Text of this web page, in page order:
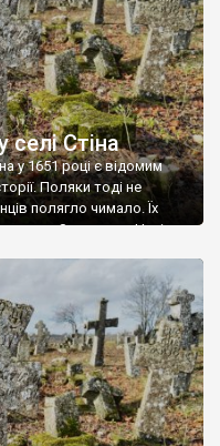
Стіна
у 1651 році є відомим
Поляки тоді не
полягло чимало. Їх
Замковим. Нині на
де епітафії стер […]